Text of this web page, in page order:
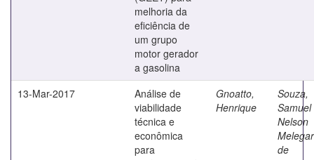
melhoria da
eficiência de
um grupo
motor gerador
a gasolina
13-Mar-2017
Análise de
viabilidade
técnica e
econômica
para
Gnoatto,
Henrique
Souza,
Samuel
Nelson
de